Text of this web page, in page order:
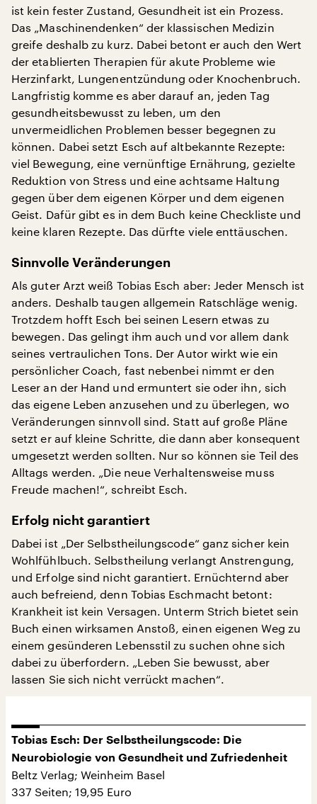
ist kein fester Zustand, Gesundheit ist ein Prozess.
Das „Maschinendenken“ der klassischen Medizin
greife deshalb zu kurz. Dabei betont er auch den Wert
der etablierten Therapien für akute Probleme wie
Herzinfarkt, Lungenentzündung oder Knochenbruch.
Langfristig komme es aber darauf an, jeden Tag
gesundheitsbewusst zu leben, um den
unvermeidlichen Problemen besser begegnen zu
können. Dabei setzt Esch auf altbekannte Rezepte:
viel Bewegung, eine vernünftige Ernährung, gezielte
Reduktion von Stress und eine achtsame Haltung
gegen über dem eigenen Körper und dem eigenen
Geist. Dafür gibt es in dem Buch keine Checkliste und
keine klaren Rezepte. Das dürfte viele enttäuschen.
Sinnvolle Veränderungen
Als guter Arzt weiß Tobias Esch aber: Jeder Mensch ist
anders. Deshalb taugen allgemein Ratschläge wenig.
Trotzdem hofft Esch bei seinen Lesern etwas zu
bewegen. Das gelingt ihm auch und vor allem dank
seines vertraulichen Tons. Der Autor wirkt wie ein
persönlicher Coach, fast nebenbei nimmt er den
Leser an der Hand und ermuntert sie oder ihn, sich
das eigene Leben anzusehen und zu überlegen, wo
Veränderungen sinnvoll sind. Statt auf große Pläne
setzt er auf kleine Schritte, die dann aber konsequent
umgesetzt werden sollten. Nur so können sie Teil des
Alltags werden. „Die neue Verhaltensweise muss
Freude machen!“, schreibt Esch.
Erfolg nicht garantiert
Dabei ist „Der Selbstheilungscode“ ganz sicher kein
Wohlfühlbuch. Selbstheilung verlangt Anstrengung,
und Erfolge sind nicht garantiert. Ernüchternd aber
auch befreiend, denn Tobias Eschmacht betont:
Krankheit ist kein Versagen. Unterm Strich bietet sein
Buch einen wirksamen Anstoß, einen eigenen Weg zu
einem gesünderen Lebensstil zu suchen ohne sich
dabei zu überfordern. „Leben Sie bewusst, aber
lassen Sie sich nicht verrückt machen“.
Tobias Esch: Der Selbstheilungscode: Die
Neurobiologie von Gesundheit und Zufriedenheit
Beltz Verlag; Weinheim Basel
337 Seiten; 19,95 Euro